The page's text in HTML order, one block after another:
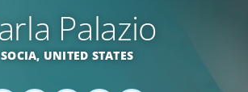
Palazio
SOCIA, UNITED STATES